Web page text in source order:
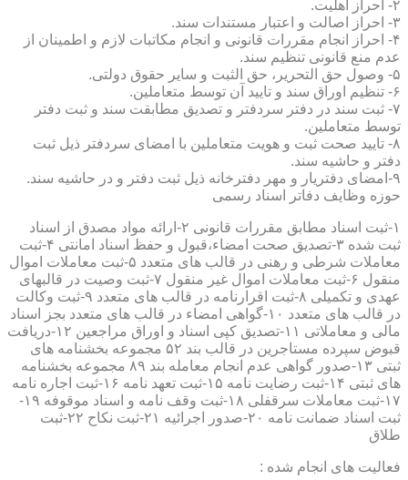
۲- احراز اهلیت.
۳- احراز اصالت و اعتبار مستندات سند.
۴- احراز انجام مقررات قانونی و انجام مکاتبات لازم و اطمینان از
عدم منع قانونی تنظیم سند.
۵- وصول حق التحریر، حق الثبت و سایر حقوق دولتی.
۶- تنظیم اوراق سند و تایید آن توسط متعاملین.
۷- ثبت سند در دفتر سردفتر و تصدیق مطابقت سند و ثبت دفتر
توسط متعاملین.
۸- تایید صحت ثبت و هویت متعاملین با امضای سردفتر ذیل ثبت
دفتر و حاشیه سند.
۹-امضای دفتریار و مهر دفترخانه ذیل ثبت دفتر و در حاشیه سند.
حوزه وظایف دفاتر اسناد رسمی
۱-ثبت اسناد مطابق مقررات قانونی ۲-ارائه مواد مصدق از اسناد
ثبت شده ۳-تصدیق صحت امضاء،قبول و حفظ اسناد امانتی ۴-ثبت
معاملات شرطی و رهنی در قالب های متعدد ۵-ثبت معاملات اموال
منقول ۶-ثبت معاملات اموال غیر منقول ۷-ثبت وصیت در قالبهای
عهدی و تکمیلی ۸-ثبت اقرارنامه در قالب های متعدد ۹-ثبت وکالت
در قالب های متعدد ۱۰-گواهی امضاء در قالب های متعدد بجز اسناد
مالی و معاملاتی ۱۱-تصدیق کپی اسناد و اوراق مراجعین ۱۲-دریافت
قبوض سپرده مستاجرین در قالب بند ۵۲ مجموعه بخشنامه های
ثبتی ۱۳-صدور گواهی عدم انجام معامله بند ۸۹ مجموعه بخشنامه
های ثبتی ۱۴-ثبت رضایت نامه ۱۵-ثبت تعهد نامه ۱۶-ثبت اجاره نامه
۱۷-ثبت معاملات سرقفلی ۱۸-ثبت وقف نامه و اسناد موقوفه ۱۹-
ثبت اسناد ضمانت نامه ۲۰-صدور اجرائیه ۲۱-ثبت نکاح ۲۲-ثبت
طلاق
فعالیت های انجام شده :